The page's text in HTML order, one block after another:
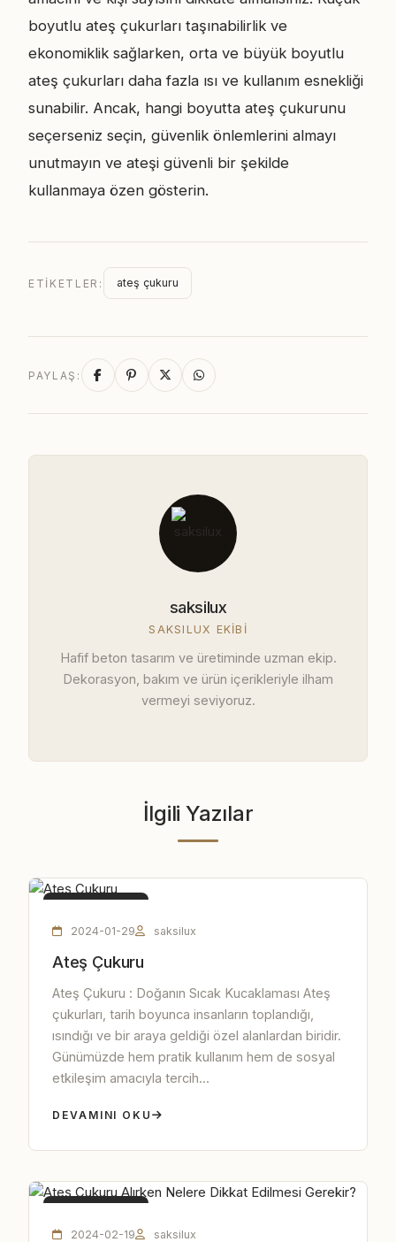
boyutlu ateş çukurları taşınabilirlik ve
ekonomiklik sağlarken, orta ve büyük boyutlu
ateş çukurları daha fazla ısı ve kullanım esnekliği
sunabilir. Ancak, hangi boyutta ateş çukurunu
seçerseniz seçin, güvenlik önlemlerini almayı
unutmayın ve ateşi güvenli bir şekilde
kullanmaya özen gösterin.
ETIKETLER: ateş çukuru
PAYLAŞ:
saksilux
SAKSILUX EKIBI
Hafif beton tasarım ve üretiminde uzman ekip.
Dekorasyon, bakım ve ürün içerikleriyle ilham
vermeyi seviyoruz.
İlgili Yazılar
2024-01-29 saksilux
Ateş Çukuru
Ateş Çukuru : Doğanın Sıcak Kucaklaması Ateş
çukurları, tarih boyunca insanların toplandığı,
ısındığı ve bir araya geldiği özel alanlardan biridir.
Günümüzde hem pratik kullanım hem de sosyal
etkileşim amacıyla tercih...
DEVAMINI OKU
2024-02-19 saksilux